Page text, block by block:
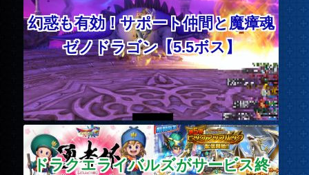
幻惑も有効！サポート仲間と魔瘴魂
ゼノドラゴン【5.5ボス】
ドラクエライバルズがサービス終